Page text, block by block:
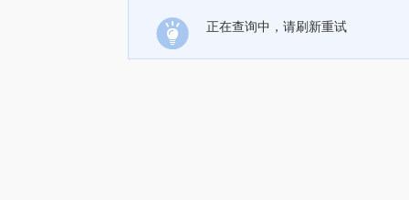
正在查询中，请刷新重试